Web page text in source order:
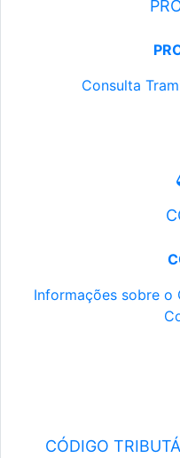
Consulta
Informações sobre o
CÓDIGO